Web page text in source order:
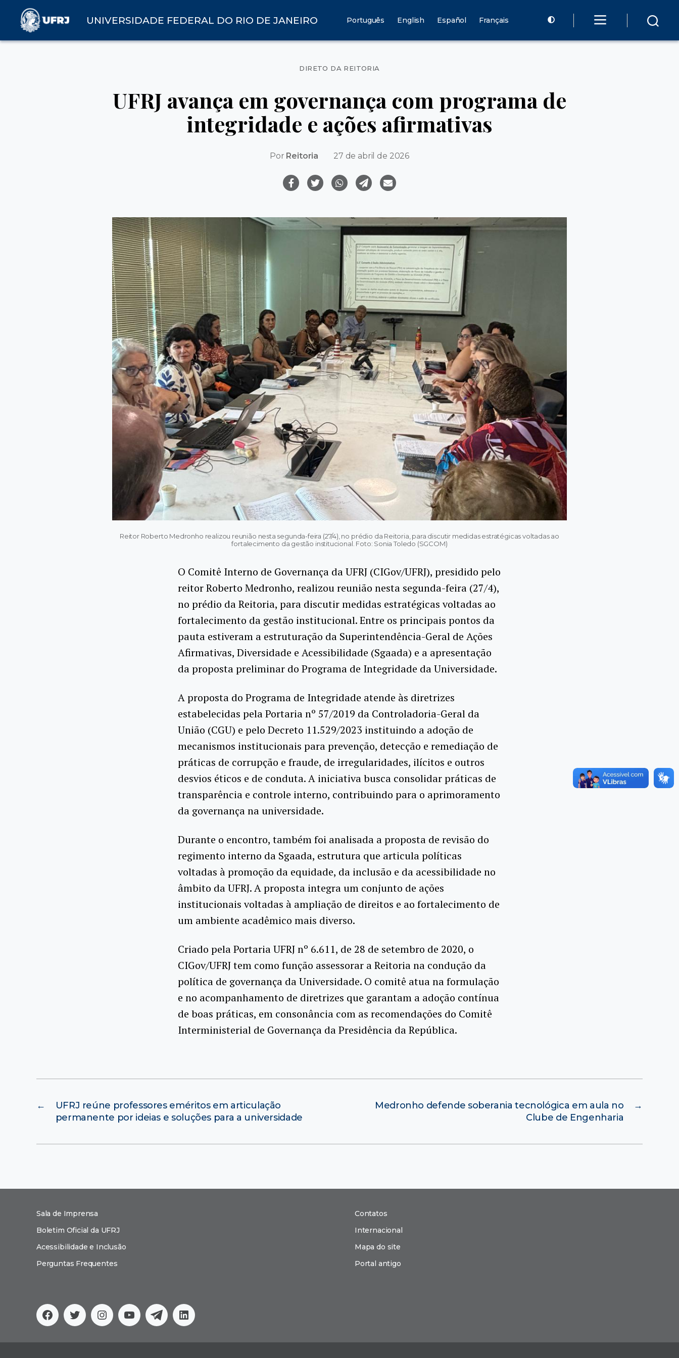
UNIVERSIDADE FEDERAL DO RIO DE JANEIRO Português English Español Français
Categorias
DIRETO DA REITORIA
UFRJ avança em governança com programa de
integridade e ações afirmativas
Por Reitoria 27 de abril de 2026
Reitor Roberto Medronho realizou reunião nesta segunda-feira (27/4), no prédio da Reitoria, para discutir medidas estratégicas voltadas ao
fortalecimento da gestão institucional. Foto: Sonia Toledo (SGCOM)
O Comitê Interno de Governança da UFRJ (CIGov/UFRJ), presidido pelo
reitor Roberto Medronho, realizou reunião nesta segunda-feira (27/4),
no prédio da Reitoria, para discutir medidas estratégicas voltadas ao
fortalecimento da gestão institucional. Entre os principais pontos da
pauta estiveram a estruturação da Superintendência-Geral de Ações
Afirmativas, Diversidade e Acessibilidade (Sgaada) e a apresentação
da proposta preliminar do Programa de Integridade da Universidade.
A proposta do Programa de Integridade atende às diretrizes
estabelecidas pela Portaria nº 57/2019 da Controladoria-Geral da
União (CGU) e pelo Decreto 11.529/2023 instituindo a adoção de
mecanismos institucionais para prevenção, detecção e remediação de
práticas de corrupção e fraude, de irregularidades, ilícitos e outros
desvios éticos e de conduta. A iniciativa busca consolidar práticas de
transparência e controle interno, contribuindo para o aprimoramento
da governança na universidade.
Durante o encontro, também foi analisada a proposta de revisão do
regimento interno da Sgaada, estrutura que articula políticas
voltadas à promoção da equidade, da inclusão e da acessibilidade no
âmbito da UFRJ. A proposta integra um conjunto de ações
institucionais voltadas à ampliação de direitos e ao fortalecimento de
um ambiente acadêmico mais diverso.
Criado pela Portaria UFRJ nº 6.611, de 28 de setembro de 2020, o
CIGov/UFRJ tem como função assessorar a Reitoria na condução da
política de governança da Universidade. O comitê atua na formulação
e no acompanhamento de diretrizes que garantam a adoção contínua
de boas práticas, em consonância com as recomendações do Comitê
Interministerial de Governança da Presidência da República.
←
UFRJ reúne professores eméritos em articulação
permanente por ideias e soluções para a universidade
→
Medronho defende soberania tecnológica em aula no
Clube de Engenharia
Facebook
TwitterInstagram
YouTubeTelegramLinkedin
Sala de Imprensa
Boletim Oficial da UFRJ
Acessibilidade e Inclusão
Perguntas Frequentes
Contatos
Internacional
Mapa do site
Portal antigo